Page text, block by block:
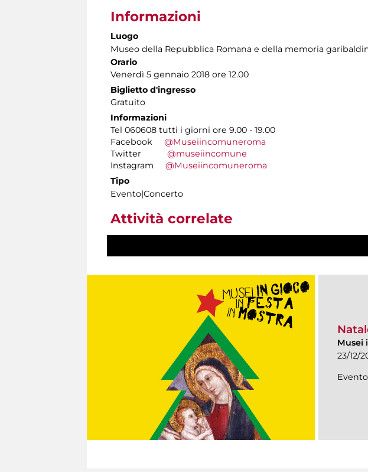
Informazioni
Luogo
Museo della Repubblica Romana e della memoria
Orario
Venerdì 5 gennaio 2018 ore 12.00
Biglietto d'ingresso
Gratuito
Informazioni
Tel 060608 tutti i giorni ore 9.00 - 19.00
Facebook @Museiincomuneroma
Twitter @museiincomune
Instagram @Museiincomuneroma
Tipo
Evento|Concerto
Attività correlate
Musei
23/12/